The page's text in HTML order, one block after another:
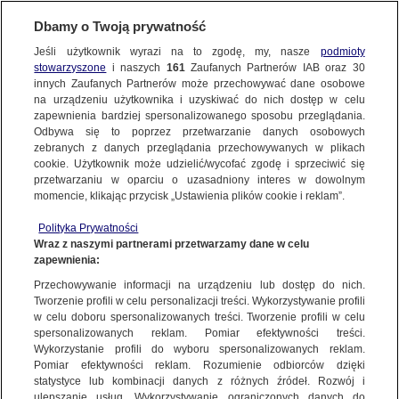
FAKTY | ZOBACZ FAKTY
Jest 4-krotnie bardziej zakaźny niż grypa, a konsekwencje zakażenia
mogą ciągnąć się latami. Wirus RSV w natarciu
NAJNOWSZE
ZOBACZ FAKTY
FAKTY PO FAKTACH
FAKTY O ŚWIECIE
WIĘCEJ
KANAŁY
Dzień dobry!
Jedno konto do wszystkich usług
Dbamy o Twoją prywatność
Jeśli użytkownik wyrazi na to zgodę, my, nasze podmioty
stowarzyszone i naszych 161Zaufanych Partnerów IAB oraz 30
innych Zaufanych Partnerów może przechowywać dane osobowe
na urządzeniu użytkownika i uzyskiwać do nich dostęp w celu
zapewnienia bardziej spersonalizowanego sposobu przeglądania.
Odbywa się to poprzez przetwarzanie danych osobowych
zebranych z danych przeglądania przechowywanych w plikach
cookie. Użytkownik może udzielić/wycofać zgodę i sprzeciwić się
przetwarzaniu w oparciu o uzasadniony interes w dowolnym
momencie, klikając przycisk „Ustawienia plików cookie i reklam”.
Polityka Prywatności
Wraz z naszymi partnerami przetwarzamy dane w celu
zapewnienia:
Przechowywanie informacji na urządzeniu lub dostęp do nich.
Tworzenie profili w celu personalizacji treści. Wykorzystywanie profili
w celu doboru spersonalizowanych treści. Tworzenie profili w celu
spersonalizowanych reklam. Pomiar efektywności treści.
Wykorzystanie profili do wyboru spersonalizowanych reklam.
Pomiar efektywności reklam. Rozumienie odbiorców dzięki
statystyce lub kombinacji danych z różnych źródeł. Rozwój i